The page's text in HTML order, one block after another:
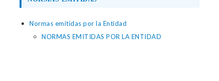
Normas emitidas por la Entidad
NORMAS EMITIDAS POR LA ENTIDAD